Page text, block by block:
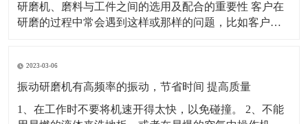
研磨机、磨料与工件之间的选用及配合的重要性 客户在
研磨的过程中常会遇到这样或那样的问题，比如客户研
材料或研磨机械造成的。 例如，一个生产箱包五金的客
户，他的产品都是锌合金压铸件，他使用棕刚玉研磨
2023-03-06
振动研磨机有高频率的振动，节省时间 提高质量
1、在工作时不要将机速开得太快，以免碰撞。 2、不能